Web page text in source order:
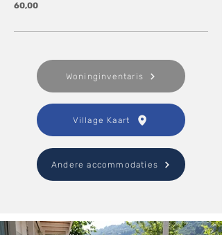
60,00
Woninginventaris
Village Kaart
Andere accommodaties